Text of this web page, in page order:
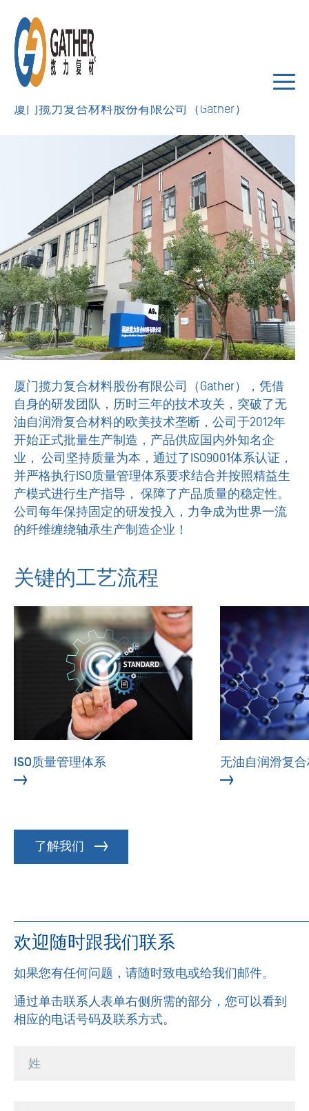
产品中心
相关设计
应用领域
资料下载
搜索
联系我们
CN EN
工艺流程
厦门揽力复合材料股份有限公司（Gather）
厦门揽力复合材料股份有限公司（Gather），凭借
自身的研发团队，历时三年的技术攻关，突破了无
油自润滑复合材料的欧美技术垄断，公司于2012年
开始正式批量生产制造，产品供应国内外知名企
业， 公司坚持质量为本，通过了ISO9001体系认证，
并严格执行ISO质量管理体系要求结合并按照精益生
产模式进行生产指导， 保障了产品质量的稳定性。
公司每年保持固定的研发投入，力争成为世界一流
的纤维缠绕轴承生产制造企业！
关键的工艺流程
ISO质量管理体系 无油自润滑复
ISO质量管理体系 无油自润滑复
了解我们
欢迎随时跟我们联系
如果您有任何问题，请随时致电或给我们邮件。
通过单击联系人表单右侧所需的部分，您可以看到
相应的电话号码及联系方式。